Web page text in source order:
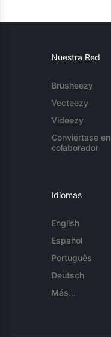
Nuestra Red
Brusheezy
Vecteezy
Videezy
Conviértase en
colaborador
Idiomas
English
Español
Português
Deutsch
Más...